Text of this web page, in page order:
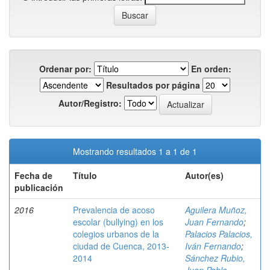
Ordenar por:
En orden:
Resultados por página
Autor/Registro:
Mostrando resultados 1 a 1 de 1
Fecha de
publicación
Título Autor(es)
2016
Prevalencia de acoso
escolar (bullying) en los
colegios urbanos de la
ciudad de Cuenca, 2013-
2014
Aguilera Muñoz,
Juan Fernando;
Palacios Palacios,
Iván Fernando;
Sánchez Rubio,